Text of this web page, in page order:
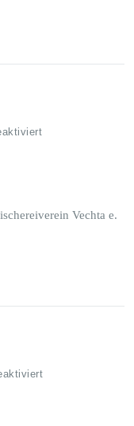
n
g
Vechta e.